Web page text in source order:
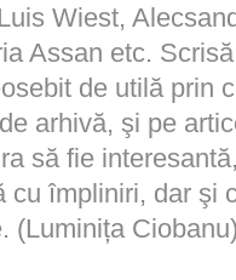
Wiest,
Assan etc.
de utilă prin
arhivă, şi pe
să fie
cu împliniri, dar şi
(Luminița